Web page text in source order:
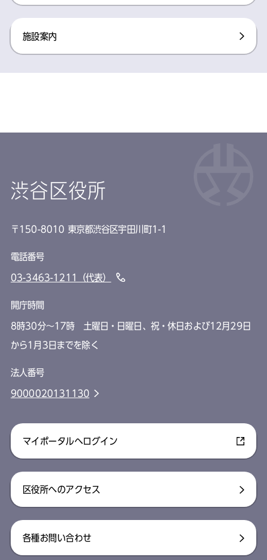
施設案内
渋谷区役所
〒150-8010 東京都渋谷区宇田川町1-1
電話番号
03-3463-1211（代表）
開庁時間
8時30分～17時 土曜日・日曜日、祝・休日および12月29日
から1月3日までを除く
法人番号
9000020131130
マイポータルへログイン
区役所へのアクセス
各種お問い合わせ